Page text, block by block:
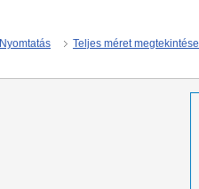
Nyomtatás Teljes méret megtekintése